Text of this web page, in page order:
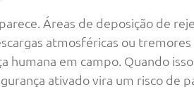
Áreas de deposição de
atmosféricas ou
humana em campo. Quando
ativado vira um risco de